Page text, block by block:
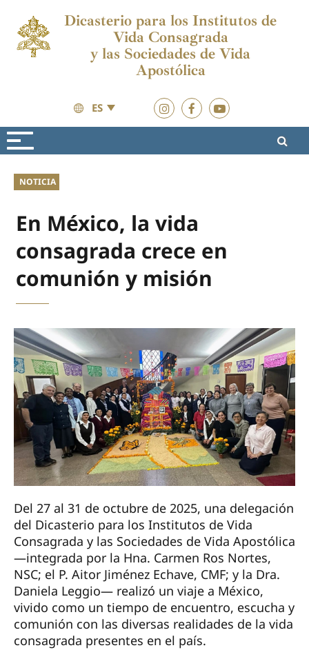
Dicasterio para los Institutos de
Vida Consagrada
y las Sociedades de Vida
Apostólica
ES
Actualidad
NOTICIA
En México, la vida
consagrada crece en
comunión y misión
Del 27 al 31 de octubre de 2025, una delegación
del Dicasterio para los Institutos de Vida
Consagrada y las Sociedades de Vida Apostólica
—integrada por la Hna. Carmen Ros Nortes,
NSC; el P. Aitor Jiménez Echave, CMF; y la Dra.
Daniela Leggio— realizó un viaje a México,
vivido como un tiempo de encuentro, escucha y
comunión con las diversas realidades de la vida
consagrada presentes en el país.